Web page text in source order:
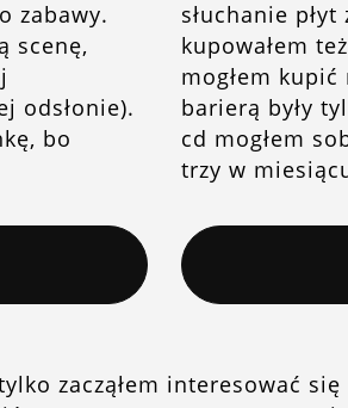
zabawy.
scenę,
odsłonie).
bo
słuchanie
kupowałem
mogłem
barierą były
cd mogłem
trzy w
zacząłem interesować